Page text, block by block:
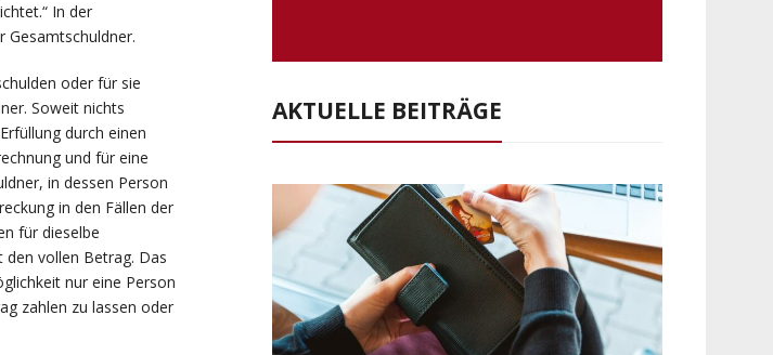
In der
Gesamtschuldner.
oder für sie
Soweit nichts
durch einen
und für eine
in dessen Person
in den Fällen der
für dieselbe
vollen Betrag. Das
nur eine Person
zahlen zu lassen oder
AKTUELLE BEITRÄGE